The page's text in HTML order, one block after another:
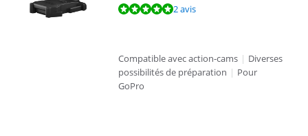
La note est de 9,8 sur 10, basée sur 2 avis.2 avis
Compatible avec action-cams | Diverses
possibilités de préparation | Pour
GoPro